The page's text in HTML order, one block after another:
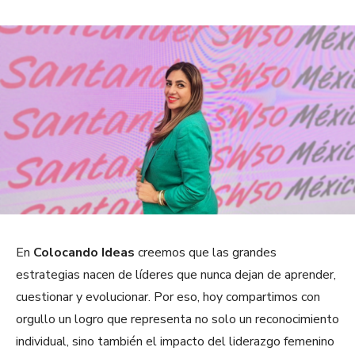
En Colocando Ideas creemos que las grandes
estrategias nacen de líderes que nunca dejan de aprender,
cuestionar y evolucionar. Por eso, hoy compartimos con
orgullo un logro que representa no solo un reconocimiento
individual, sino también el impacto del liderazgo femenino